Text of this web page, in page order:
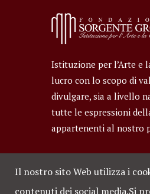
Istituzione per l’Arte e
lucro con lo scopo di
divulgare, sia a livello
tutte le espressioni
appartenenti al nostro
Il nostro sito Web utilizza i
contenuti dei social media.Si